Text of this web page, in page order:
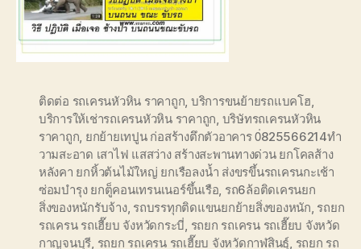
ติดต่อ รถเครนหัวหิน ราคาถูก, บริการขนย้ายรถแบคโฮ,
บริการให้เช่ารถเครนหัวหิน ราคาถูก, บริษัทรถเครนหัวหิน
ราคาถูก, ยกย้ายเทปูน ก่อสร้างตึกตัวอาคาร 0่825566214ทำ
วามสะอาด เสาไฟ แสสว่าง สร้างสะพานทางด่วน ยกโคลส้าง
หลังคา ยกหิ้วต้นไม้ใหญ่ ยกเรือลงน้ำ ส่งขรขึ้นรถเครนกะเช้า
ซ่อมบำรุง ยกตู็คอนเทรนเนอร์ขึ้นเรือ, รถ6ล้อติดเครนยก
สิ่งของหนักรับจ้าง, รถบรรทุกติดแขนยกย้ายสิ่งของหนัก, รถยก
รถเครน รถเฮี๊ยบ จังหวัดกระบี่, รถยก รถเครน รถเฮี๊ยบ จังหวัด
กาญจนบุรี, รถยก รถเครน รถเฮี๊ยบ จังหวัดกาฬสินธุ์, รถยก รถ